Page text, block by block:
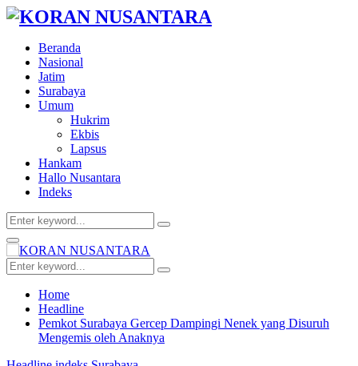
Beranda
Nasional
Jatim
Surabaya
Umum
Hukrim
Ekbis
Lapsus
Hankam
Hallo Nusantara
Indeks
Search
for:
Search
Facebook
Twitter
Youtube
Primary
Menu
Search
for:
Search
Home
Headline
Pemkot Surabaya Gercep Dampingi Nenek yang Disuruh
Mengemis oleh Anaknya